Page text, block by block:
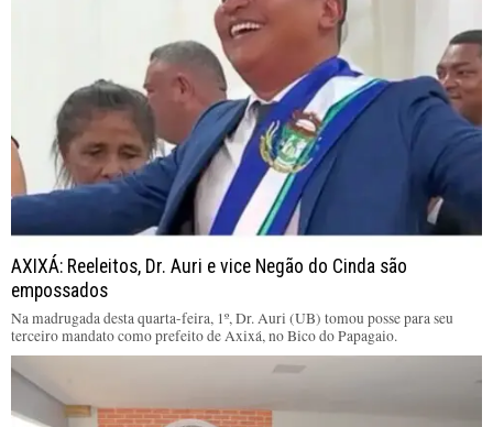
AXIXÁ: Reeleitos, Dr. Auri e vice Negão do Cinda são
empossados
Na madrugada desta quarta-feira, 1º, Dr. Auri (UB) tomou posse para seu
terceiro mandato como prefeito de Axixá, no Bico do Papagaio.